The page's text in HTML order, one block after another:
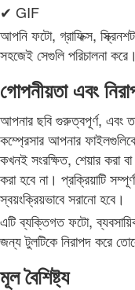
✔ GIF
আপনি ফটো, গ্রাফিক্স,
সহজেই সেগুলি পরিচালনা করে।
গোপনীয়তা এবং
আপনার ছবি গুরুত্বপূর্ণ, এবং
কম্প্রেসার আপনার
কখনই সংরক্ষিত, শেয়ার করা
করা হবে না। প্রক্রিয়াটি
স্বয়ংক্রিয়ভাবে সরানো হবে।
এটি ব্যক্তিগত ফটো,
জন্য টুলটিকে নিরাপদ করে
মূল বৈশিষ্ট্য